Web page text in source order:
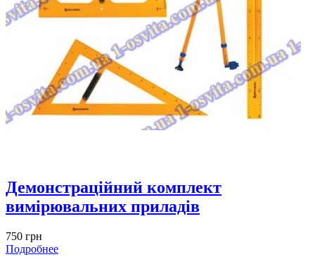
Демонстраційний комплект
вимірювальних приладів
750 грн
Подробнее